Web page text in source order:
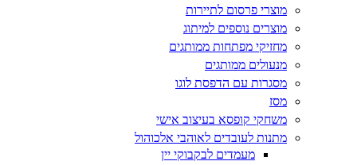
מוצרי פרסום לתיירות
מוצרים נוספים למיתוג
מחזיקי מפתחות ממותגים
מנעולים ממותגים
מסגרות עם הדפסת לוגו
מסז
משחקי קופסא בעיצוב אישי
מתנות לעובדים לאוהבי אלכוהול
מעמדים לבקבוקי יין